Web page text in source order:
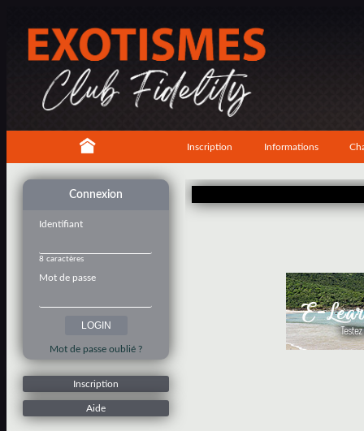
Inscription Informations
Connexion
Identifiant
8 caractères
Mot de passe
Mot de passe oublié ?
Inscription
Aide